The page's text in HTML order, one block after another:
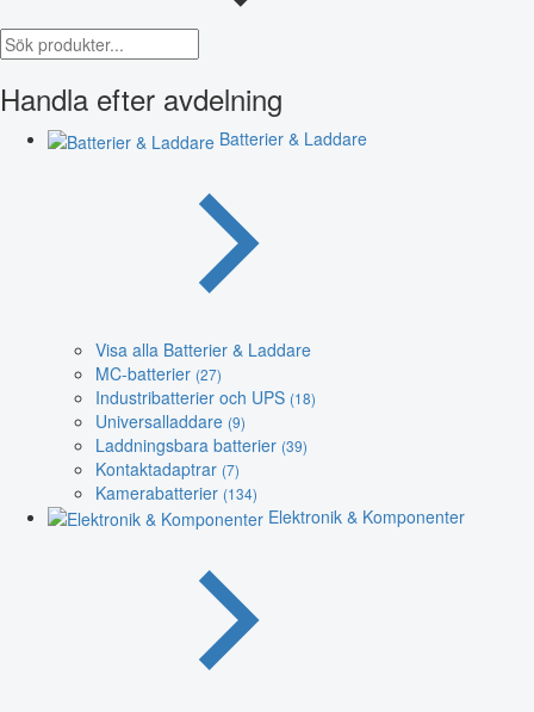
Handla efter avdelning
Batterier & Laddare
Visa alla Batterier & Laddare
MC-batterier (27)
Industribatterier och UPS (18)
Universalladdare (9)
Laddningsbara batterier (39)
Kontaktadaptrar (7)
Kamerabatterier (134)
Elektronik & Komponenter